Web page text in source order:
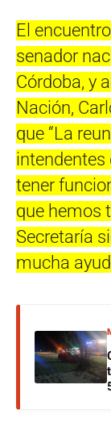
El
senador
Córdoba, y
Nación,
que “La
tener
que hemos
Secretaría
mucha